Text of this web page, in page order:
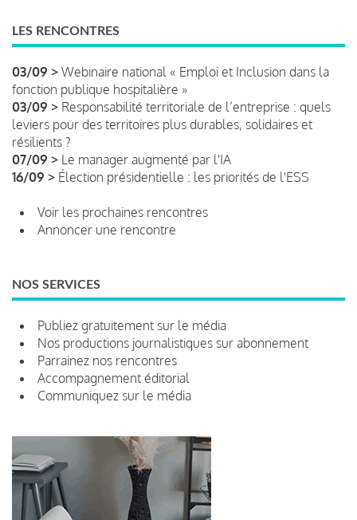
LES RENCONTRES
03/09 > Webinaire national « Emploi et Inclusion dans la
fonction publique hospitalière »
03/09 > Responsabilité territoriale de l’entreprise : quels
leviers pour des territoires plus durables, solidaires et
résilients ?
07/09 > Le manager augmenté par l'IA
16/09 > Élection présidentielle : les priorités de l'ESS
Voir les prochaines rencontres
Annoncer une rencontre
NOS SERVICES
Publiez gratuitement sur le média
Nos productions journalistiques sur abonnement
Parrainez nos rencontres
Accompagnement éditorial
Communiquez sur le média